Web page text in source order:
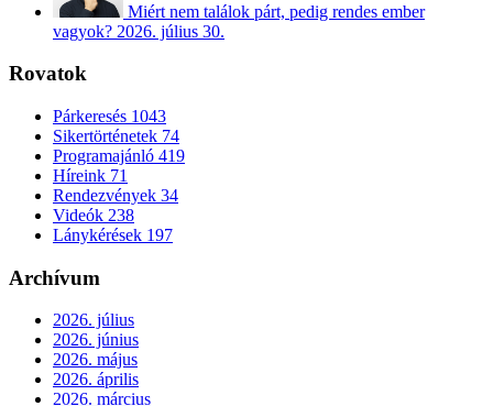
Miért nem találok párt, pedig rendes ember
vagyok? 2026. július 30.
Rovatok
Párkeresés 1043
Sikertörténetek 74
Programajánló 419
Híreink 71
Rendezvények 34
Videók 238
Lánykérések 197
Archívum
2026. július
2026. június
2026. május
2026. április
2026. március